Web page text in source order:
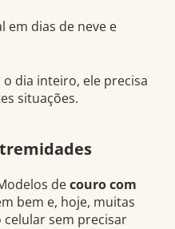
em dias de neve e
dia inteiro, ele precisa
situações.
decouro com
bem e, hoje, muitas
sem precisar